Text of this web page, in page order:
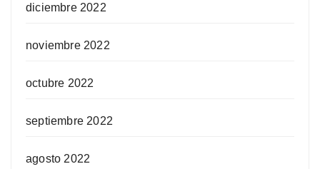
diciembre 2022
noviembre 2022
octubre 2022
septiembre 2022
agosto 2022